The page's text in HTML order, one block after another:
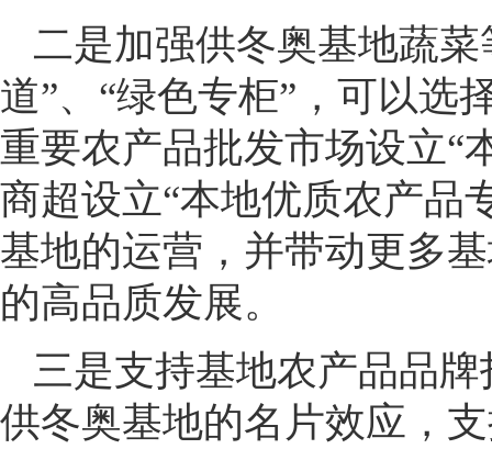
二是加强供冬奥基地蔬
道”、“绿色专柜”，可以选
重要农产品批发市场设立“
商超设立“本地优质农产品
基地的运营，并带动更多
的高品质发展。
三是支持基地农产品品
供冬奥基地的名片效应，